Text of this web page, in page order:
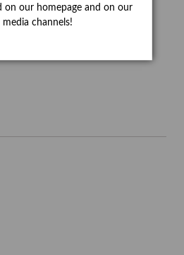
(2021)
on our homepage and on our
media channels!